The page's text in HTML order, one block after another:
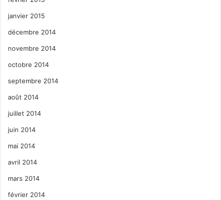
janvier 2015
décembre 2014
novembre 2014
octobre 2014
septembre 2014
août 2014
juillet 2014
juin 2014
mai 2014
avril 2014
mars 2014
février 2014